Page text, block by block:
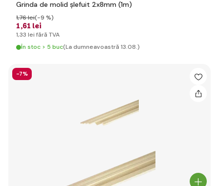
Grinda de molid șlefuit 2x8mm (1m)
1,61 lei
1,76 lei(-9 %)
1,33 lei fără TVA
În stoc > 5 buc(La dumneavoastră 13.08.)
-7%